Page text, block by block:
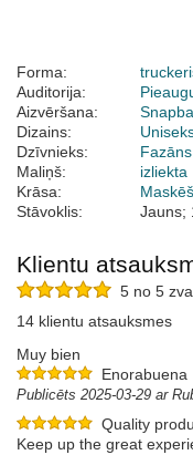
Forma:
Auditorija:
Aizvēršana:
Dizains:
Dzīvnieks:
Fazāns
Maliņš:
izliekta
Krāsa:
Stāvoklis:
Jauns;
Klientu
5 no 5
14 klientu atsauksmes
Muy bien
Enorabuena
Publicēts 2025-03-29 ar
Quality
Keep up the great